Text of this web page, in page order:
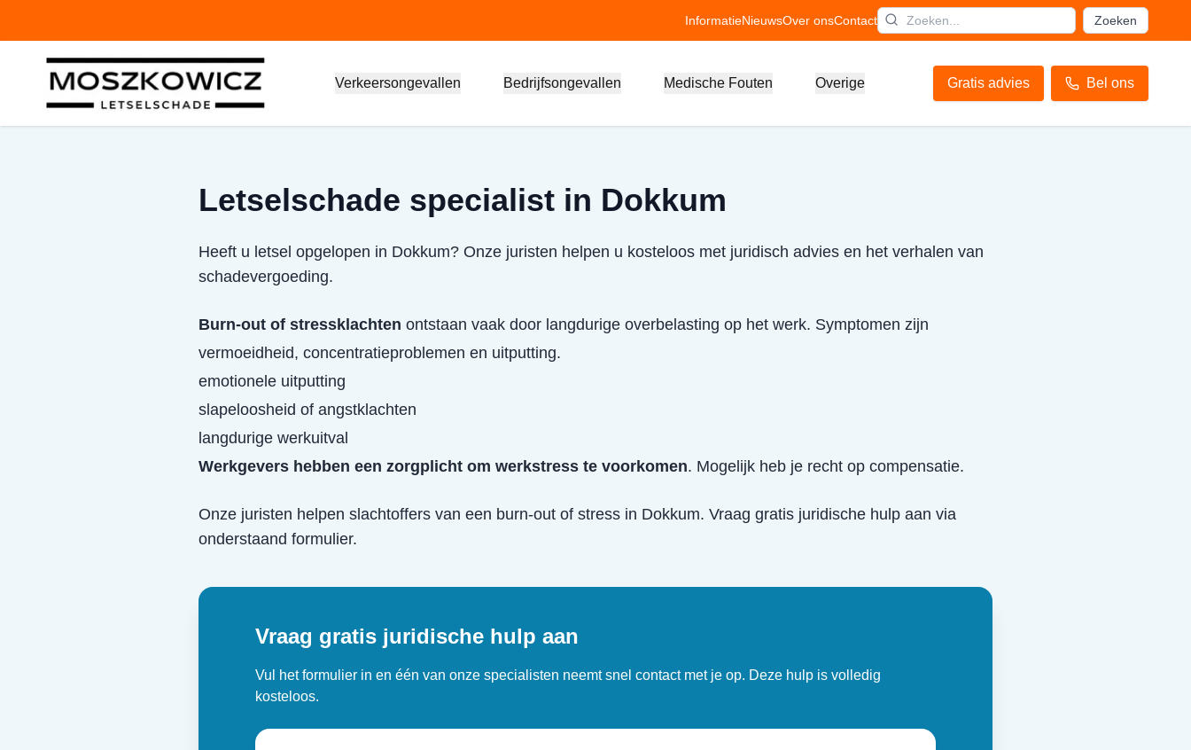
InformatieNieuwsOver onsContact Zoeken
Verkeersongevallen Bedrijfsongevallen Medische Fouten Overige Gratis advies Bel ons
Letselschade specialist in Dokkum
Heeft u letsel opgelopen in Dokkum? Onze juristen helpen u kosteloos met juridisch advies en het verhalen van
schadevergoeding.
Burn-out of stressklachten ontstaan vaak door langdurige overbelasting op het werk. Symptomen zijn
vermoeidheid, concentratieproblemen en uitputting.
emotionele uitputting
slapeloosheid of angstklachten
langdurige werkuitval
Werkgevers hebben een zorgplicht om werkstress te voorkomen. Mogelijk heb je recht op compensatie.
Onze juristen helpen slachtoffers van een burn-out of stress in Dokkum. Vraag gratis juridische hulp aan via
onderstaand formulier.
Vraag gratis juridische hulp aan
Vul het formulier in en één van onze specialisten neemt snel contact met je op. Deze hulp is volledig
kosteloos.